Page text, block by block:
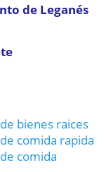
de Leganés
bienes raices
comida rapida
comida